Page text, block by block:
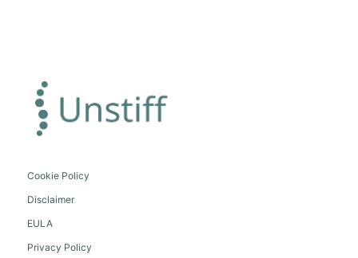
Cookie Policy
Disclaimer
EULA
Privacy Policy